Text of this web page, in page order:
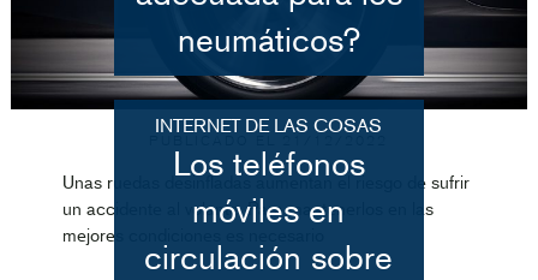
neumáticos?
Unas ruedas desinfladas aumentan el riesgo de sufrir
un accidente al volante. Para mantenerlos en las
mejores condiciones es necesario
INTERNET DE LAS COSAS
Los teléfonos
móviles en
circulación sobre